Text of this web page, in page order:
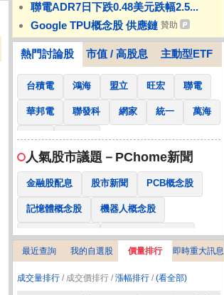
Google TPU概念股 供應鏈
贊助
聯電ADR7日下跌0.48美元跌幅2.5...
Google TPU概念股 供應鏈 贊助
熱門討論股 市值 / 高股息 主動型ETF
台積電 鴻海 盟立 旺宏 聯電
華邦電 聯發科 網家 統一 萬海
南亞 國泰金
人氣股市議題－PChome新聞
金融股配息 股市新聞 PCB概念股
記憶體概念股 機器人概念股
低軌衛星概念股 CPO、BBU概念股
2025金融股配息 AI眼鏡概念股
降息概念股 儲能概念股 甲骨文概念股
最近查詢 我的自選股 價量排行 即時重大訊息
成交量排行/ 成交價排行 /漲幅排行/(看全部)